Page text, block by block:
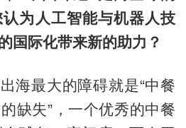
为人工智能与机器人技
国际化带来新的助力？
海最大的障碍就是“中餐
缺失”，一个优秀的中餐